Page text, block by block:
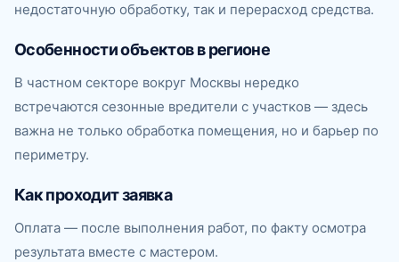
недостаточную обработку, так и перерасход средства.
Особенности объектов в регионе
В частном секторе вокруг Москвы нередко
встречаются сезонные вредители с участков — здесь
важна не только обработка помещения, но и барьер по
периметру.
Как проходит заявка
Оплата — после выполнения работ, по факту осмотра
результата вместе с мастером.